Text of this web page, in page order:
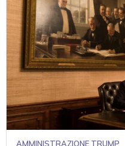
AMMINISTRAZIONE TRUMP